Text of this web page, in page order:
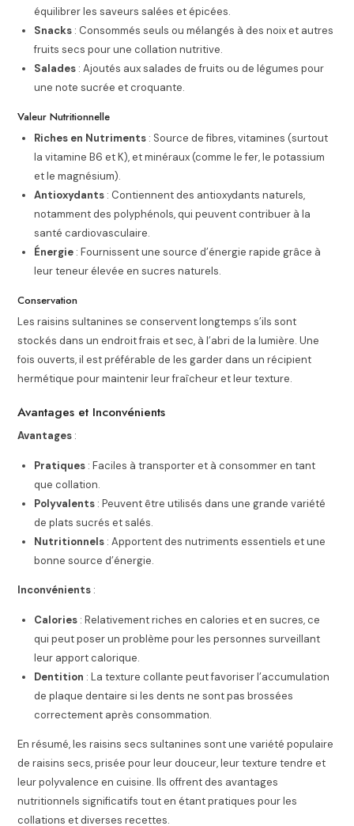
équilibrer les saveurs salées et épicées.
Snacks : Consommés seuls ou mélangés à des noix et autres
fruits secs pour une collation nutritive.
Salades : Ajoutés aux salades de fruits ou de légumes pour
une note sucrée et croquante.
Valeur Nutritionnelle
Riches en Nutriments : Source de fibres, vitamines (surtout
la vitamine B6 et K), et minéraux (comme le fer, le potassium
et le magnésium).
Antioxydants : Contiennent des antioxydants naturels,
notamment des polyphénols, qui peuvent contribuer à la
santé cardiovasculaire.
Énergie : Fournissent une source d’énergie rapide grâce à
leur teneur élevée en sucres naturels.
Conservation
Les raisins sultanines se conservent longtemps s’ils sont
stockés dans un endroit frais et sec, à l’abri de la lumière. Une
fois ouverts, il est préférable de les garder dans un récipient
hermétique pour maintenir leur fraîcheur et leur texture.
Avantages et Inconvénients
Avantages :
Pratiques : Faciles à transporter et à consommer en tant
que collation.
Polyvalents : Peuvent être utilisés dans une grande variété
de plats sucrés et salés.
Nutritionnels : Apportent des nutriments essentiels et une
bonne source d’énergie.
Inconvénients :
Calories : Relativement riches en calories et en sucres, ce
qui peut poser un problème pour les personnes surveillant
leur apport calorique.
Dentition : La texture collante peut favoriser l’accumulation
de plaque dentaire si les dents ne sont pas brossées
correctement après consommation.
En résumé, les raisins secs sultanines sont une variété populaire
de raisins secs, prisée pour leur douceur, leur texture tendre et
leur polyvalence en cuisine. Ils offrent des avantages
nutritionnels significatifs tout en étant pratiques pour les
collations et diverses recettes.